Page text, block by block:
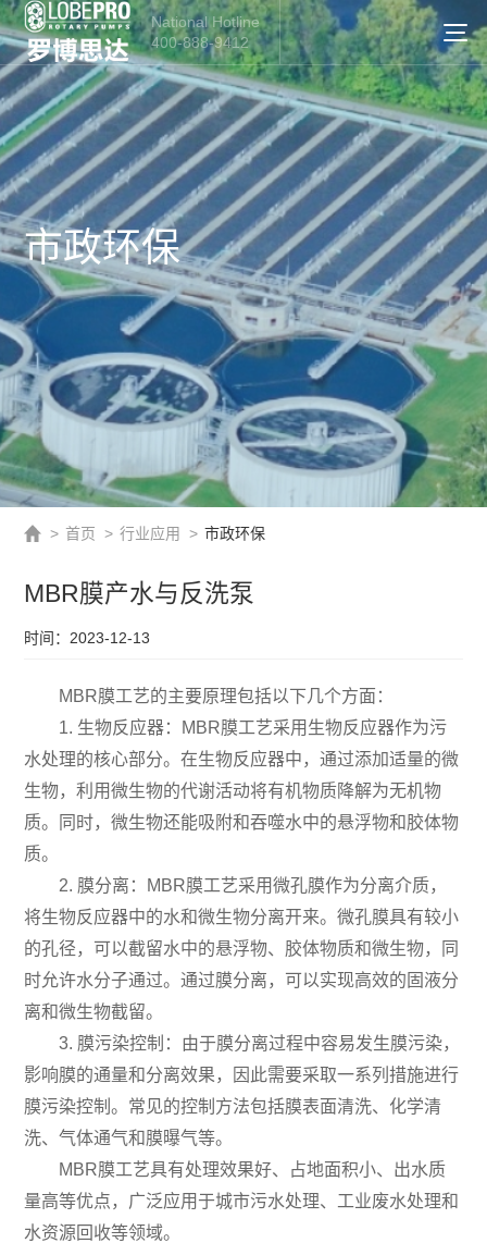
National Hotline
400-888-9412
市政环保
> 首页 > 行业应用 > 市政环保
MBR膜产水与反洗泵
时间：2023-12-13
MBR膜工艺的主要原理包括以下几个方面：
1. 生物反应器：MBR膜工艺采用生物反应器作为污
水处理的核心部分。在生物反应器中，通过添加适量的微
生物，利用微生物的代谢活动将有机物质降解为无机物
质。同时，微生物还能吸附和吞噬水中的悬浮物和胶体物
质。
2. 膜分离：MBR膜工艺采用微孔膜作为分离介质，
将生物反应器中的水和微生物分离开来。微孔膜具有较小
的孔径，可以截留水中的悬浮物、胶体物质和微生物，同
时允许水分子通过。通过膜分离，可以实现高效的固液分
离和微生物截留。
3. 膜污染控制：由于膜分离过程中容易发生膜污染，
影响膜的通量和分离效果，因此需要采取一系列措施进行
膜污染控制。常见的控制方法包括膜表面清洗、化学清
洗、气体通气和膜曝气等。
MBR膜工艺具有处理效果好、占地面积小、出水质
量高等优点，广泛应用于城市污水处理、工业废水处理和
水资源回收等领域。